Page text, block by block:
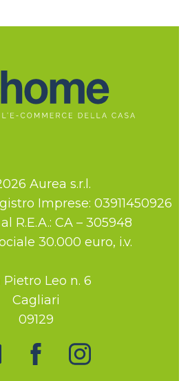
Aurea s.r.l.
Imprese: 03911450926
R.E.A.: CA – 305948
30.000 euro, i.v.
Pietro Leo n. 6
Cagliari
09129